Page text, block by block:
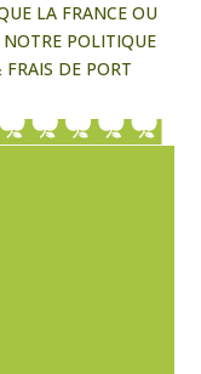
LA FRANCE OU
NOTRE POLITIQUE
DE PORT